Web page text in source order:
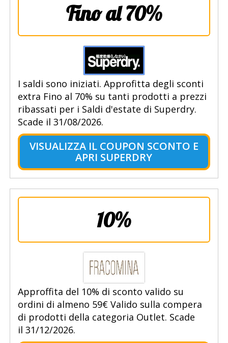
Fino al 70%
I saldi sono iniziati. Approfitta degli sconti
extra Fino al 70% su tanti prodotti a prezzi
ribassati per i Saldi d'estate di Superdry.
Scade il 31/08/2026.
VISUALIZZA IL COUPON SCONTO E
APRI SUPERDRY
10%
Approffita del 10% di sconto valido su
ordini di almeno 59€ Valido sulla compera
di prodotti della categoria Outlet. Scade
il 31/12/2026.